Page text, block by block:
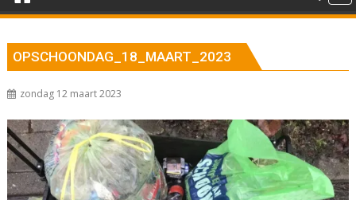
OPSCHOONDAG_18_MAART_2023
zondag 12 maart 2023